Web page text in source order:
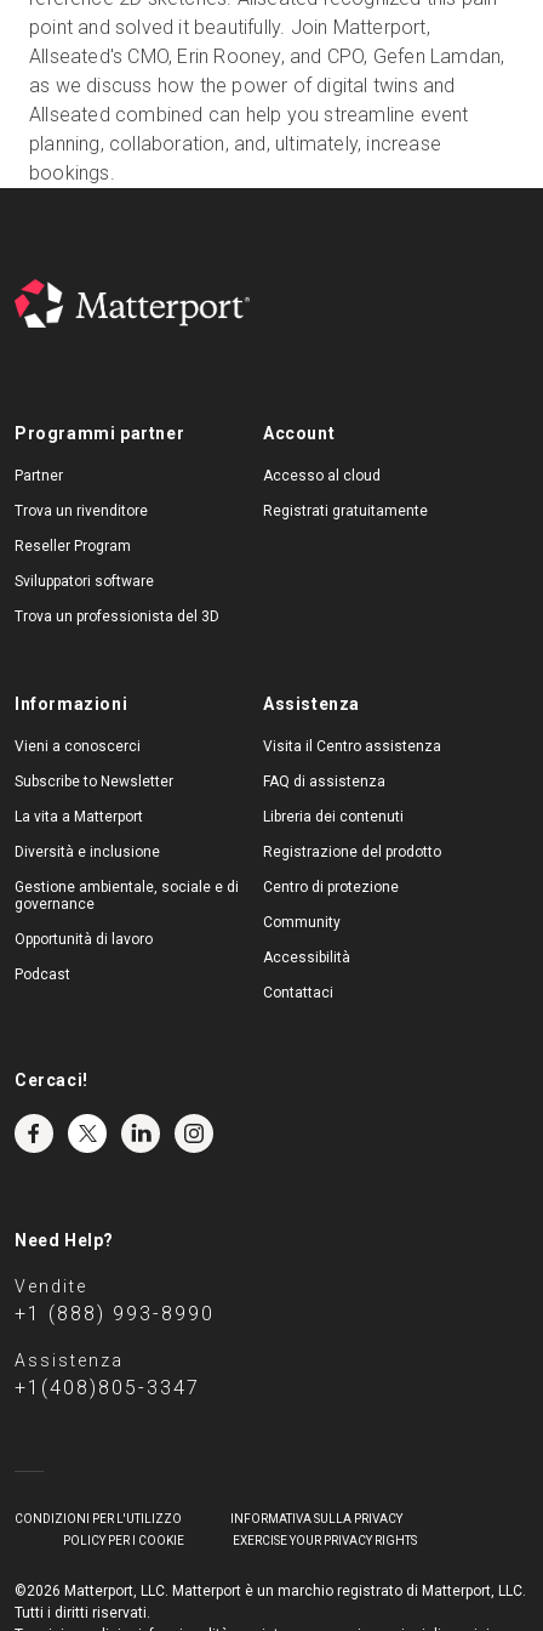
Prova gratuita
Vendite:+39 02 87045024
point and solved it beautifully. Join Matterport,
Allseated's CMO, Erin Rooney, and CPO, Gefen Lamdan,
as we discuss how the power of digital twins and
Allseated combined can help you streamline event
planning, collaboration, and, ultimately, increase
bookings.
Programmi partner
Partner
Trova un rivenditore
Reseller Program
Sviluppatori software
Trova un professionista del 3D
Account
Accesso al cloud
Registrati gratuitamente
Informazioni
Vieni a conoscerci
Subscribe to Newsletter
La vita a Matterport
Diversità e inclusione
Gestione ambientale, sociale e di
governance
Opportunità di lavoro
Podcast
Assistenza
Visita il Centro assistenza
FAQ di assistenza
Libreria dei contenuti
Registrazione del prodotto
Centro di protezione
Community
Accessibilità
Contattaci
Cercaci!
Need Help?
Vendite
+1 (888) 993-8990
Assistenza
+1(408)805-3347
©2026 Matterport, LLC. Matterport è un marchio registrato di Matterport, LLC.
Tutti i diritti riservati.
CONDIZIONI PER L'UTILIZZO
INFORMATIVA SULLA PRIVACY
POLICY PER I COOKIE
EXERCISE YOUR PRIVACY RIGHTS